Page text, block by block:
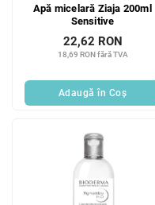
Apă micelară Ziaja 200ml
Sensitive
18,69 RON fără TVA
22,62 RON
Adaugă în Coş